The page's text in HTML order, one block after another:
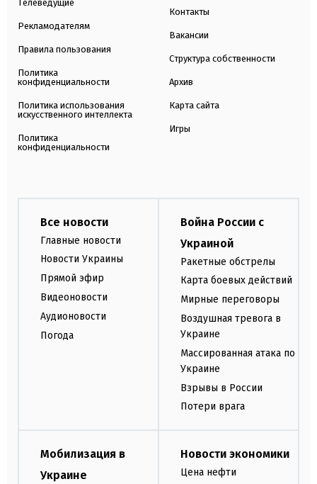
Телеведущие
Рекламодателям
Правила пользования
Политика
конфиденциальности
Политика использования
искусственного интеллекта
Политика
конфиденциальности
Контакты
Вакансии
Структура собственности
Архив
Карта сайта
Игры
Все новости
Главные новости
Новости Украины
Прямой эфир
Видеоновости
Аудионовости
Погода
Война России с
Украиной
Ракетные обстрелы
Карта боевых действий
Мирные переговоры
Воздушная тревога в
Украине
Массированная атака по
Украине
Взрывы в России
Потери врага
Мобилизация в
Украине
Новости экономики
Цена нефти